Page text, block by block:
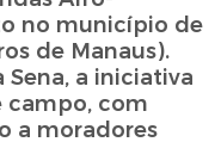
no município de
de Manaus).
Sena, a iniciativa
campo, com
a moradores